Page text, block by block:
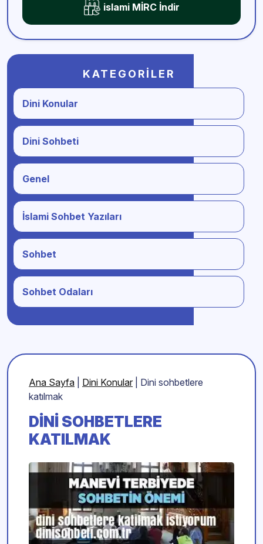
islami MİRC İndir
KATEGORILER
Dini Konular
Dini Sohbeti
Genel
İslami Sohbet Yazıları
Sohbet
Sohbet Odaları
Ana Sayfa Dini Konular
Dini sohbetlere
katılmak
DINI SOHBETLERE
KATILMAK